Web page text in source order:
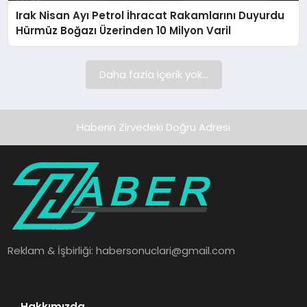
SAĞLIK
Irak Nisan Ayı Petrol İhracat Rakamlarını Duyurdu
Hürmüz Boğazı Üzerinden 10 Milyon Varil
Daha fazla içerik yok...
Haberin Zirvedeki Doğru Adresi
Reklam & İşbirliği:habersonuclari@gmail.com